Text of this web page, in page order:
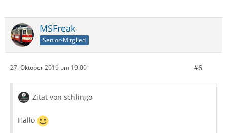
MSFreak
Senior-Mitglied
27. Oktober 2019 um 19:00 #6
Zitat von schlingo
Hallo